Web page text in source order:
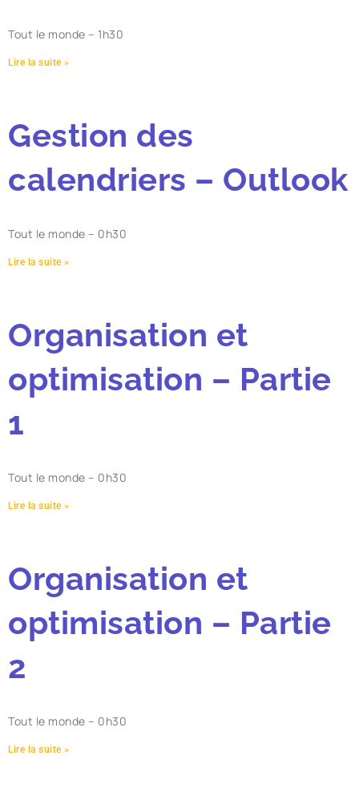
Tout le monde – 1h30
Lire la suite »
Gestion des
calendriers – Outlook
Tout le monde – 0h30
Lire la suite »
Organisation et
optimisation – Partie
1
Tout le monde – 0h30
Lire la suite »
Organisation et
optimisation – Partie
2
Tout le monde – 0h30
Lire la suite »